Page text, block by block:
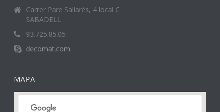
Carrer Pare Sallarès, 4 local C
SABADELL
93.725.85.05
decomat.com
MAPA